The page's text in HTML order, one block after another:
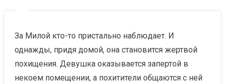
За Милой кто-то пристально наблюдает. И
однажды, придя домой, она становится жертвой
похищения. Девушка оказывается запертой в
некоем помещении, а похитители общаются с ней